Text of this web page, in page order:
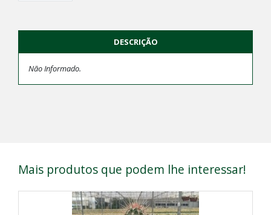
DESCRIÇÃO
Não Informado.
Mais produtos que podem lhe interessar!